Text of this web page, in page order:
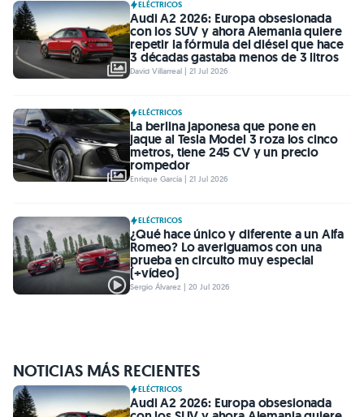
ELÉCTRICOS
Audi A2 2026: Europa obsesionada
con los SUV y ahora Alemania quiere
repetir la fórmula del diésel que hace
3 décadas gastaba menos de 3 litros
David Villarreal | 21 Jul 2026
ELÉCTRICOS
La berlina japonesa que pone en
jaque al Tesla Model 3 roza los cinco
metros, tiene 245 CV y un precio
rompedor
Enrique García | 21 Jul 2026
ELÉCTRICOS
¿Qué hace único y diferente a un Alfa
Romeo? Lo averiguamos con una
prueba en circuito muy especial
(+vídeo)
Sergio Álvarez | 20 Jul 2026
NOTICIAS MÁS RECIENTES
ELÉCTRICOS
Audi A2 2026: Europa obsesionada